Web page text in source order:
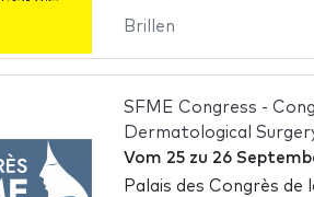
Brillen
SFME Congress -
Dermatological
Vom 25zu 26
Palais des Congrès